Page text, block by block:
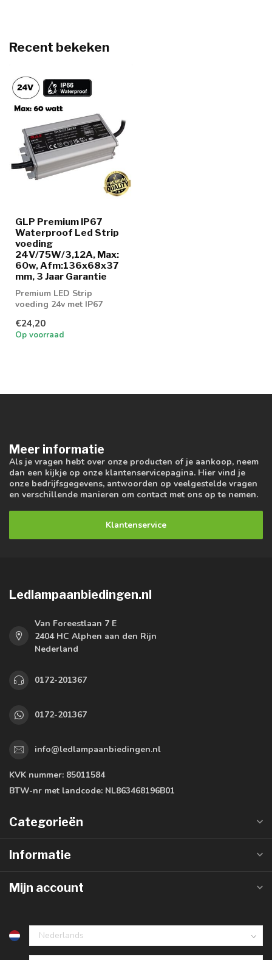
Recent bekeken
GLP Premium IP67
Waterproof Led Strip
voeding
24V/75W/3,12A, Max:
60w, Afm:136x68x37
mm, 3 Jaar Garantie
Premium LED Strip
voeding 24v met IP67
€24,20
Op voorraad
Meer informatie
Als je vragen hebt over onze producten of je aankoop, neem
dan een kijkje op onze klantenservicepagina. Hier vind je
onze bedrijfsgegevens, antwoorden op veelgestelde vragen
en verschillende manieren om contact met ons op te nemen.
Klantenservice
Ledlampaanbiedingen.nl
Van Foreestlaan 7 E
2404 HC Alphen aan den Rijn
Nederland
0172-201367
0172-201367
info@ledlampaanbiedingen.nl
KVK nummer: 85011584
BTW-nr met landcode: NL863468196B01
Categorieën
Informatie
Mijn account